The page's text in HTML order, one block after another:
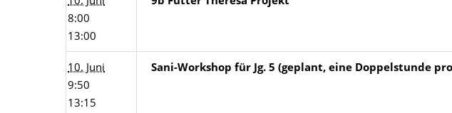
8:00
13:00
10. Juni
9:50
13:15
Sani-Workshop für Jg. 5 (geplant, eine Doppelstunde